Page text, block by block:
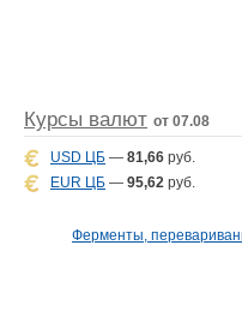
Курсы валют от 07.08
USD ЦБ — 81,66 руб.
EUR ЦБ — 95,62 руб.
Ферменты,